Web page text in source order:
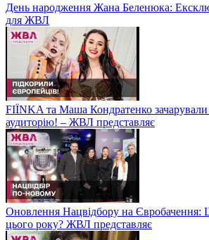
День народження Жана Беленюка:
для ЖВЛ
FIЇNKA та Маша Кондратенко
аудиторію! – ЖВЛ представляє
Оновлення Нацвідбору на Євробачення:
цього року? ЖВЛ представляє